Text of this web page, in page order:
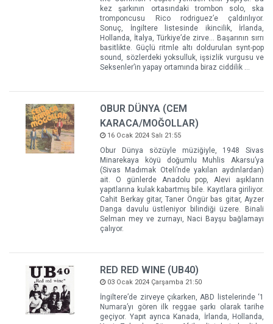
kez şarkının ortasındaki trombon solo, ska
tromponcusu Rico rodriguez’e çaldırılıyor.
Sonuç, İngiltere listesinde ikincilik, İrlanda,
Hollanda, İtalya, Türkiye’de zirve… Başarının sırrı
basitlikte. Güçlü ritmle altı doldurulan synt-pop
sound, sözlerdeki yoksulluk, işsizlik vurgusu ve
Seksenler’in yapay ortamında biraz ciddilik …
OBUR DÜNYA (CEM
KARACA/MOĞOLLAR)
16 Ocak 2024 Salı 21:55
Obur Dünya sözüyle müziğiyle, 1948 Sivas
Minarekaya köyü doğumlu Muhlis Akarsu’ya
(Sivas Madımak Oteli’nde yakılan aydınlardan)
ait. O günlerde Anadolu pop, Alevi aşıkların
yapıtlarına kulak kabartmış bile. Kayıtlara giriliyor.
Cahit Berkay gitar, Taner Öngür bas gitar, Ayzer
Danga davulu üstleniyor bilindiği üzere. Binali
Selman mey ve zurnayı, Naci Bayşu bağlamayı
çalıyor.
RED RED WINE (UB40)
03 Ocak 2024 Çarşamba 21:50
İngiltere’de zirveye çıkarken, ABD listelerinde ‘1
Numara’yı gören ilk reggae şarkı olarak tarihe
geçiyor. Yapıt ayrıca Kanada, İrlanda, Hollanda,